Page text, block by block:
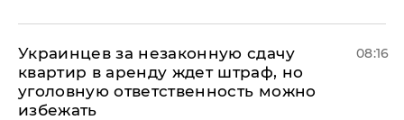
Украинцев за незаконную сдачу
квартир в аренду ждет штраф, но
уголовную ответственность можно
избежать
08:16